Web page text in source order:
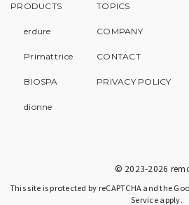
PRODUCTS
erdure
Primattrice
BIOSPA
dionne
TOPICS
COMPANY
CONTACT
PRIVACY POLICY
© 2023-2026
This site is protected by reCAPTCHA and the
Serviceapply.